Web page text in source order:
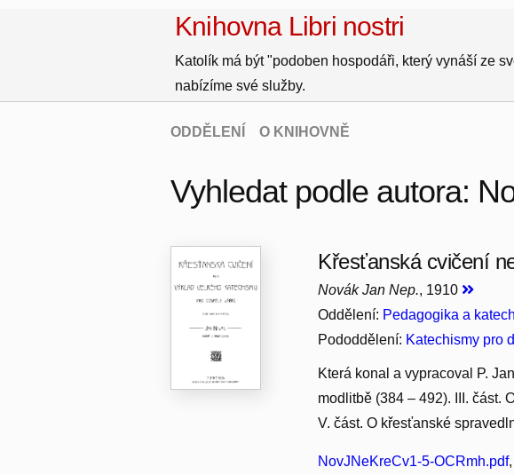
Knihovna Libri nostri
Katolík má být "podoben hospodáři, který vynáší ze
nabízíme své služby.
ODDĚLENÍ O KNIHOVNĚ
Vyhledat podle autora:
Křesťanská cvičení
Novák Jan Nep., 1910
Oddělení: Pedagogika a
Pododdělení: Katechismy pro
Která konal a vypracoval P.
modlitbě (384 – 492). III. část.
V. část. O křesťanské
NovJNeKreCv1-5-OCRmh.pdf